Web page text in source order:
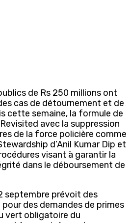
de Rs 250 millions ont
cas de détournement et de
cette semaine, la formule de
avec la suppression
de la force policière comme
d’Anil Kumar Dip et
visant à garantir la
dans le déboursement de
septembre prévoit des
des demandes de primes
vert obligatoire du